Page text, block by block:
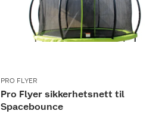
PRO FLYER
Pro Flyer sikkerhetsnett til
Spacebounce